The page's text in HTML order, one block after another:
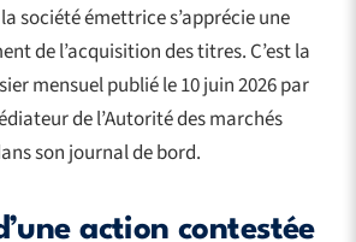
société émettrice s’apprécie une
de l’acquisition des titres. C’est la
mensuel publié le 10 juin 2026 par
de l’Autorité des marchés
son journal de bord.
action contestée